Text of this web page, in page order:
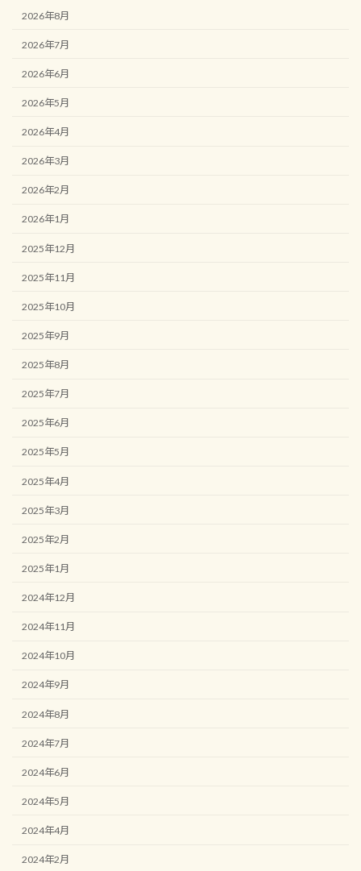
2026年8月
2026年7月
2026年6月
2026年5月
2026年4月
2026年3月
2026年2月
2026年1月
2025年12月
2025年11月
2025年10月
2025年9月
2025年8月
2025年7月
2025年6月
2025年5月
2025年4月
2025年3月
2025年2月
2025年1月
2024年12月
2024年11月
2024年10月
2024年9月
2024年8月
2024年7月
2024年6月
2024年5月
2024年4月
2024年2月